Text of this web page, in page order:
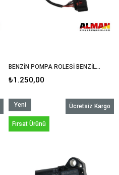
BENZİN POMPA ROLESİ BENZİLİ ARAÇLAR İÇİN
₺1.250,00
Ücretsiz Kargo
Yeni
Ürün
Fırsat Ürünü